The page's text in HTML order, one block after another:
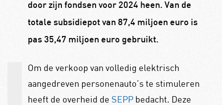
door zijn fondsen voor 2024 heen. Van de
totale subsidiepot van 87,4 miljoen euro is
pas 35,47 miljoen euro gebruikt.
Om de verkoop van volledig elektrisch
aangedreven personenauto’s te stimuleren
heeft de overheid de SEPPbedacht. Deze